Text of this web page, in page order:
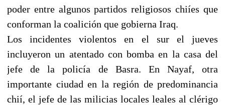
poder entre algunos partidos religiosos chiíes que
conforman la coalición que gobierna Iraq.
Los incidentes violentos en el sur el jueves
incluyeron un atentado con bomba en la casa del
jefe de la policía de Basra. En Nayaf, otra
importante ciudad en la región de predominancia
chií, el jefe de las milicias locales leales al clérigo